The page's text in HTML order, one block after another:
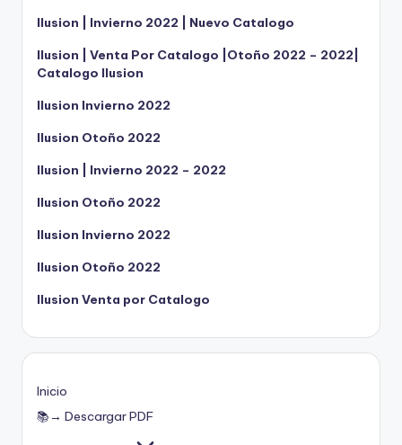
Ilusion | Invierno 2022 | Nuevo Catalogo
Ilusion | Venta Por Catalogo |Otoño 2022 – 2022|
Catalogo Ilusion
Ilusion Invierno 2022
Ilusion Otoño 2022
Ilusion | Invierno 2022 – 2022
Ilusion Otoño 2022
Ilusion Invierno 2022
Ilusion Otoño 2022
Ilusion Venta por Catalogo
Inicio
📚→ Descargar PDF